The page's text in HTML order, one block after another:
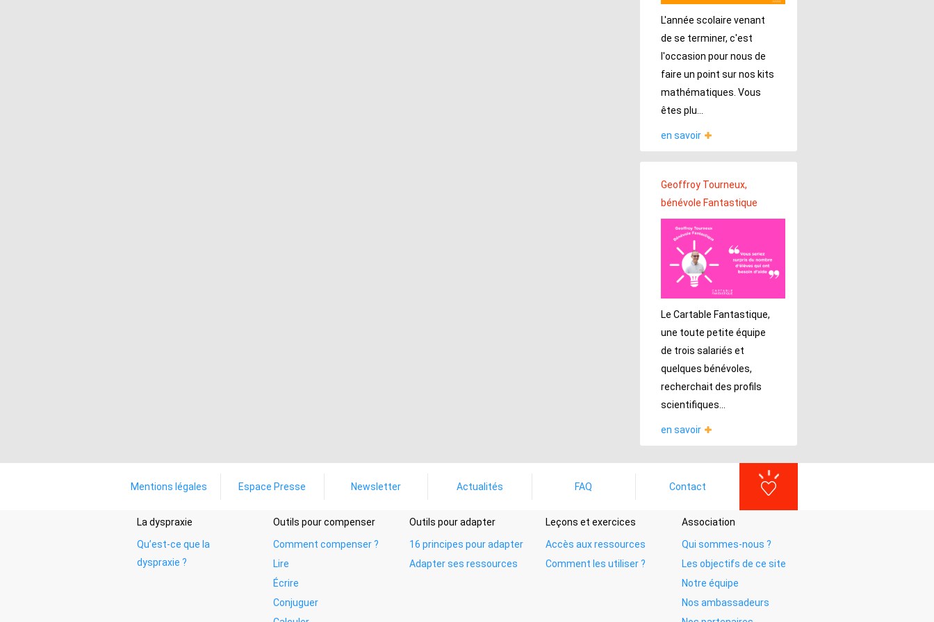
L'année scolaire venant
de se terminer, c'est
l'occasion pour nous de
faire un point sur nos kits
mathématiques. Vous
êtes plu...
en savoir
Geoffroy Tourneux,
bénévole Fantastique
Le Cartable Fantastique,
une toute petite équipe
de trois salariés et
quelques bénévoles,
recherchait des profils
scientifiques...
en savoir
Mentions légales Espace Presse Newsletter Actualités FAQ Contact
La dyspraxie
Qu’est-ce que la
dyspraxie ?
Outils pour compenser
Comment compenser ?
Lire
Écrire
Conjuguer
Outils pour adapter
16 principes pour adapter
Adapter ses ressources
Leçons et exercices
Accès aux ressources
Comment les utiliser ?
Association
Qui sommes-nous ?
Les objectifs de ce site
Notre équipe
Nos ambassadeurs